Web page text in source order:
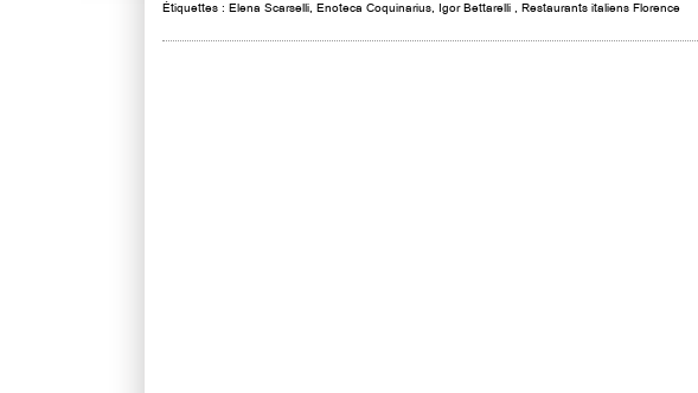
Étiquettes : Elena Scarselli Enoteca Coquinarius Igor Bettarelli Restaurants italiens Florence